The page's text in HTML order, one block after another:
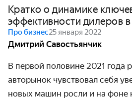
Кратко о динамике
эффективности дилеров в
Про бизнес25 января 2022
Дмитрий Савостьянчик
В первой половине 2021 года
авторынок чувствовал себя
новых машин росли и на фоне